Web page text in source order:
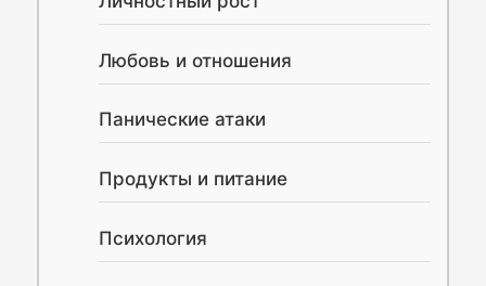
Любовь и отношения
Панические атаки
Продукты и питание
Психология